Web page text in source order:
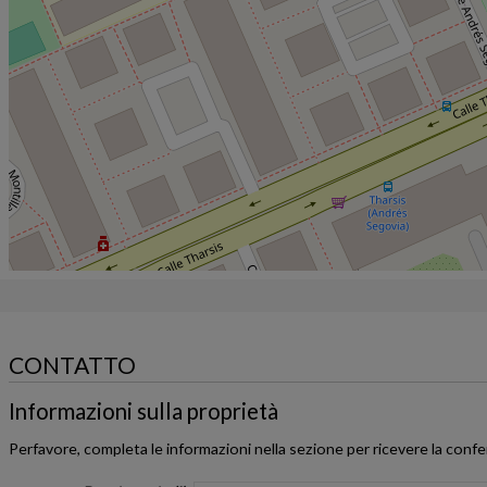
CONTATTO
Informazioni sulla proprietà
Perfavore, completa le informazioni nella sezione per ricevere la